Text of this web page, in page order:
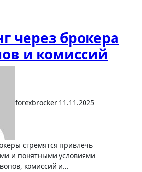
через брокера
и комиссий
forexbrocker 11.11.2025
и понятными условиями
комиссий и…